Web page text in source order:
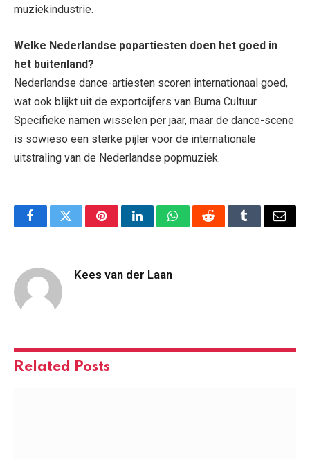
muziekindustrie.
Welke Nederlandse popartiesten doen het goed in
het buitenland?
Nederlandse dance-artiesten scoren internationaal goed,
wat ook blijkt uit de exportcijfers van Buma Cultuur.
Specifieke namen wisselen per jaar, maar de dance-scene
is sowieso een sterke pijler voor de internationale
uitstraling van de Nederlandse popmuziek.
FacebookTwitterPinterestLinkedInWhatsAppRedditTumblrEmail
Kees van der Laan
Related Posts